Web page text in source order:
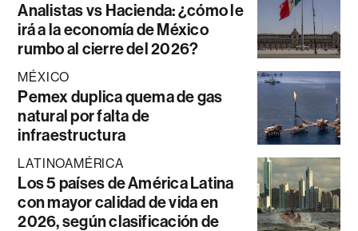
Analistas vs Hacienda: ¿cómo le
irá a la economía de México
rumbo al cierre del 2026?
MÉXICO
Pemex duplica quema de gas
natural por falta de
infraestructura
LATINOAMÉRICA
Los 5 países de América Latina
con mayor calidad de vida en
2026, según clasificación de